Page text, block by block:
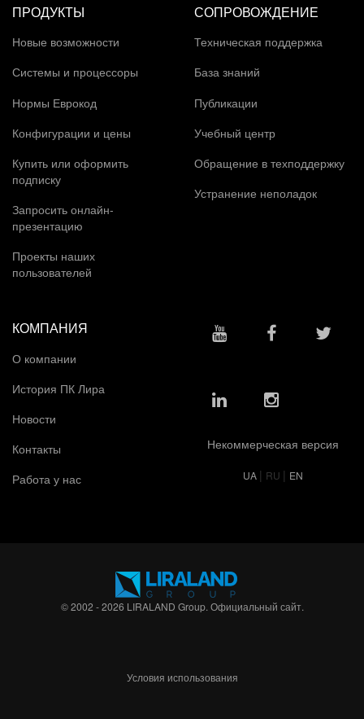
ПРОДУКТЫ
Новые возможности
Системы и процессоры
Нормы Еврокод
Конфигурации и цены
Купить или оформить
подписку
Запросить онлайн-
презентацию
Проекты наших
пользователей
СОПРОВОЖДЕНИЕ
Техническая поддержка
База знаний
Публикации
Учебный центр
Обращение в техподдержку
Устранение неполадок
КОМПАНИЯ
О компании
История ПК Лира
Новости
Контакты
Работа у нас
Некоммерческая версия
UA | RU | EN
© 2002 - 2026 LIRALAND Group. Официальный сайт.
Условия использования